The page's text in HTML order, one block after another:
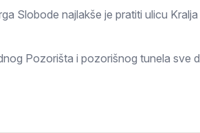
Slobode najlakše je pratiti ulicu
Pozorišta i pozorišnog tunela sve